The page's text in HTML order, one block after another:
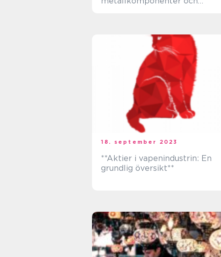
18. september 2023
**Aktier i vapenindustrin: En
grundlig översikt**